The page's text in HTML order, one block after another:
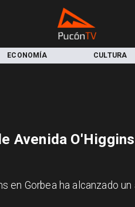
ECONOMÍA CULTURA
Avenida
en Gorbea ha alcanzado un